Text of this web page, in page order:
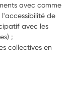
avec comme
de
avec les
;
collectives en
sollicité